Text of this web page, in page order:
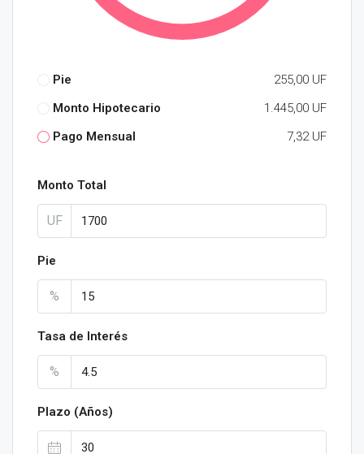
Pie
255,00 UF
Monto Hipotecario
1.445,00 UF
Pago Mensual
7,32 UF
Monto Total
UF
Pie
%
Tasa de Interés
%
Plazo (Años)